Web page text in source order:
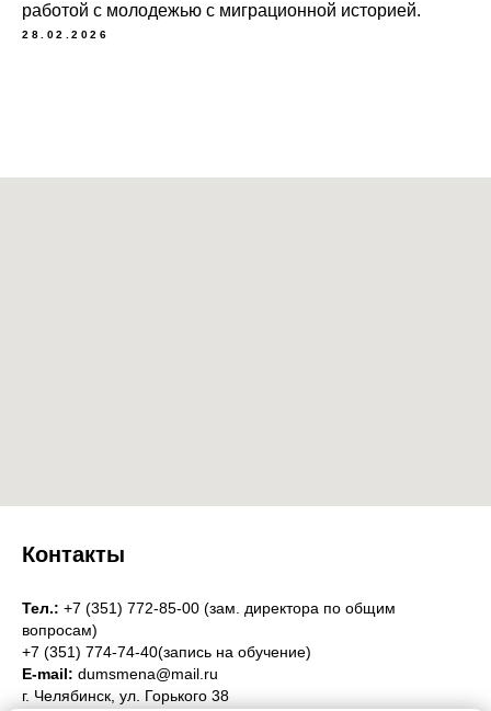
работой с молодежью с миграционной историей.
28.02.2026
Контакты
Тел.: +7 (351) 772-85-00 (зам. директора по общим
вопросам)
+7 (351) 774-74-40(запись на обучение)
E-mail: dumsmena@mail.ru
г. Челябинск, ул. Горького 38